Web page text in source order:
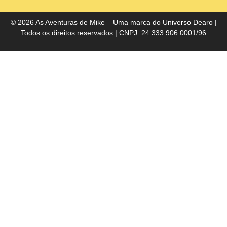
© 2026 As Aventuras de Mike – Uma marca do Universo Dearo|
Todos os direitos reservados | CNPJ: 24.333.906.0001/96